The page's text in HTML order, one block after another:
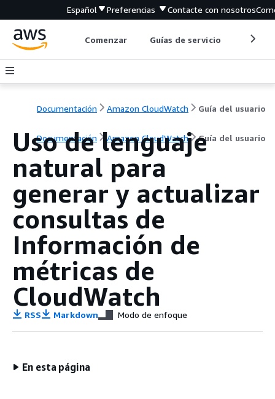
Español Preferencias Contacte con nosotros
Comenzar Guías de servicio
Documentación Amazon CloudWatch Guía del usuario
Documentación Amazon CloudWatch Guía del usuario
Uso de lenguaje
natural para
generar y actualizar
consultas de
Información de
métricas de
CloudWatch
RSS Markdown Modo de enfoque
En esta página